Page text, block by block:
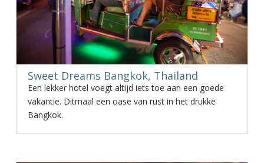
Sweet Dreams Bangkok, Thailand
Een lekker hotel voegt altijd iets toe aan een goede
vakantie. Ditmaal een oase van rust in het drukke
Bangkok.